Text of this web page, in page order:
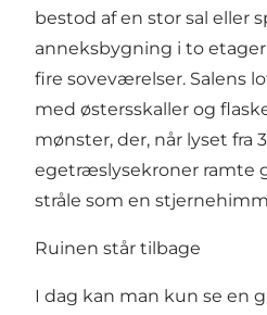
bestod af en stor sal eller
anneksbygning i to
fire soveværelser. Salens
med østersskaller og
mønster, der, når lyset fra
egetræslysekroner ramte
stråle som en
Ruinen står tilbage
I dag kan man kun se en